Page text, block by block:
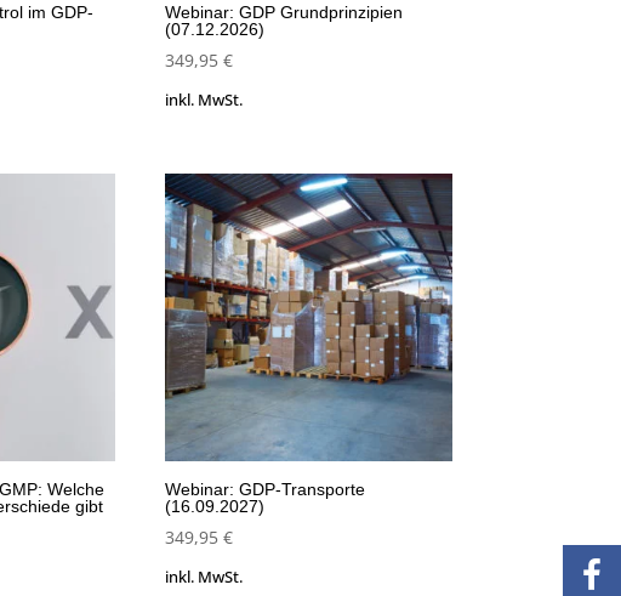
im GDP-
Webinar: GDP Grundprinzipien
(07.12.2026)
349,95€
inkl. MwSt.
Welche
gibt
Webinar: GDP-Transporte
(16.09.2027)
349,95€
inkl. MwSt.